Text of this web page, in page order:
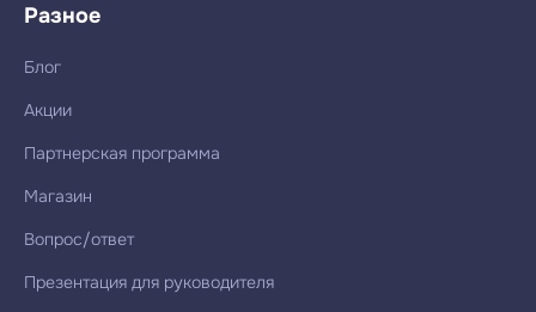
Разное
Блог
Акции
Партнерская программа
Магазин
Вопрос/ответ
Презентация для руководителя